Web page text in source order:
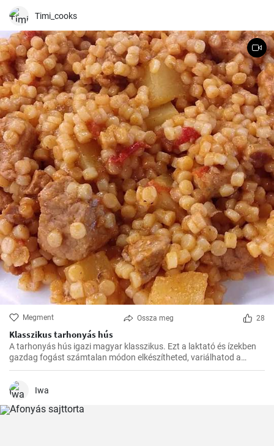
belőle.
Timi_cooks
Megment Ossza meg 28
Klasszikus tarhonyás hús
A tarhonyás hús igazi magyar klasszikus. Ezt a laktató és ízekben
gazdag fogást számtalan módon elkészítheted, variálhatod a
húsokat, a zöldségeket ízlés szerint. Jó kísérletezést és jó étvágyat!
Iwa